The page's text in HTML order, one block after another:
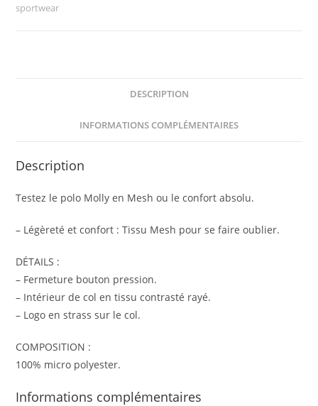
sportwear
DESCRIPTION
INFORMATIONS COMPLÉMENTAIRES
Description
Testez le polo Molly en Mesh ou le confort absolu.
– Légèreté et confort : Tissu Mesh pour se faire oublier.
DÉTAILS :
– Fermeture bouton pression.
– Intérieur de col en tissu contrasté rayé.
– Logo en strass sur le col.
COMPOSITION :
100% micro polyester.
Informations complémentaires